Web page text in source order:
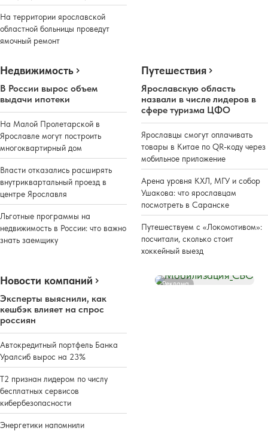
На территории ярославской
областной больницы проведут
ямочный ремонт
Недвижимость
В России вырос объем
выдачи ипотеки
На Малой Пролетарской в
Ярославле могут построить
многоквартирный дом
Власти отказались расширять
внутриквартальный проезд в
центре Ярославля
Льготные программы на
недвижимость в России: что важно
знать заемщику
Путешествия
Ярославскую область
назвали в числе лидеров в
сфере туризма ЦФО
Ярославцы смогут оплачивать
товары в Китае по QR-коду через
мобильное приложение
Арена уровня КХЛ, МГУ и собор
Ушакова: что ярославцам
посмотреть в Саранске
Путешествуем с «Локомотивом»:
посчитали, сколько стоит
хоккейный выезд
Новости компаний
Эксперты выяснили, как
кешбэк влияет на спрос
россиян
Автокредитный портфель Банка
Уралсиб вырос на 23%
Т2 признан лидером по числу
бесплатных сервисов
кибербезопасности
Энергетики напомнили
Реклама